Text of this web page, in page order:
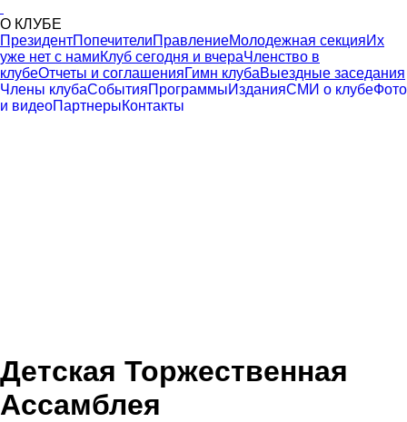
О КЛУБЕ
ПрезидентПопечителиПравлениеМолодежная секцияИх
уже нет с намиКлуб сегодня и вчераЧленство в
клубеОтчеты и соглашенияГимн клубаВыездные заседания
Члены клубаСобытияПрограммыИзданияСМИ о клубеФото
и видеоПартнерыКонтакты
Детская Торжественная
Ассамблея